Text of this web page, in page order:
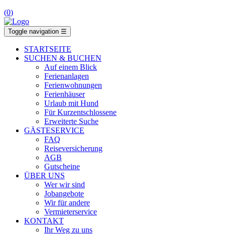
(0)
Toggle navigation ☰
STARTSEITE
SUCHEN & BUCHEN
Auf einem Blick
Ferienanlagen
Ferienwohnungen
Ferienhäuser
Urlaub mit Hund
Für Kurzentschlossene
Erweiterte Suche
GÄSTESERVICE
FAQ
Reiseversicherung
AGB
Gutscheine
ÜBER UNS
Wer wir sind
Jobangebote
Wir für andere
Vermieterservice
KONTAKT
Ihr Weg zu uns